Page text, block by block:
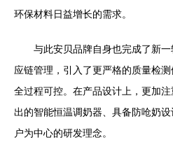
环保材料日益增长的需求。
与此安贝品牌自身也完成了新
应链管理，引入了更严格的质量检
全过程可控。在产品设计上，更加
出的智能恒温调奶器、具备防呛奶
户为中心的研发理念。